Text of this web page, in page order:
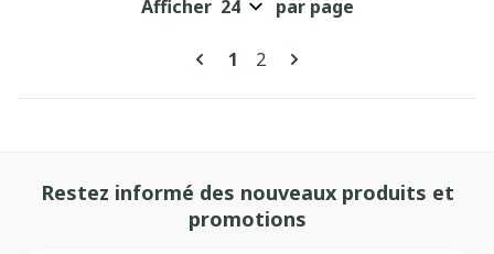
Pages
Vous lisez actuellement la
1 Page
2
Afficher par page
Restez informé des nouveaux produits et
promotions